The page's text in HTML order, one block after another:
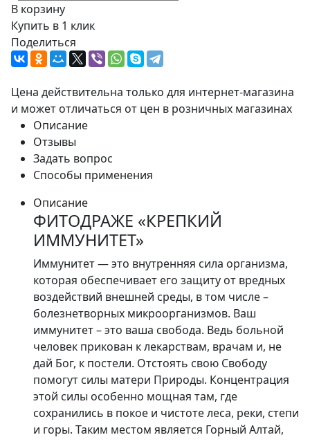
В корзину
Купить в 1 клик
Поделиться
Цена действительна только для интернет-магазина
и может отличаться от цен в розничных магазинах
Описание
Отзывы
Задать вопрос
Способы применения
Описание
ФИТОДРАЖЕ «КРЕПКИЙ
ИММУНИТЕТ»
Иммунитет — это внутренняя сила организма,
которая обеспечивает его защиту от вредных
воздействий внешней среды, в том числе –
болезнетворных микроорганизмов. Ваш
иммунитет – это ваша свобода. Ведь больной
человек прикован к лекарствам, врачам и, не
дай Бог, к постели. Отстоять свою Свободу
помогут силы матери Природы. Концентрация
этой силы особенно мощная там, где
сохранились в покое и чистоте леса, реки, степи
и горы. Таким местом является Горный Алтай,